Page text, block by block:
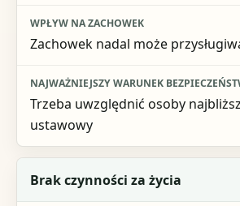
Zachowek nadal może
Trzeba uwzględnić osoby
ustawowy
Brak czynności za życia